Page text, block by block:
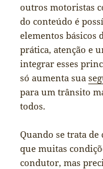
outros motoristas
do conteúdo é
elementos básicos
prática, atenção e
integrar esses
só aumenta sua
para um trânsito
todos.
Quando se trata
que muitas
condutor, mas